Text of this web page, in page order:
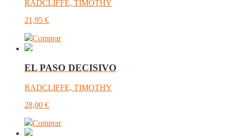
RADCLIFFE, TIMOTHY
21,95 €
Comprar
EL PASO DECISIVO
RADCLIFFE, TIMOTHY
28,00 €
Comprar